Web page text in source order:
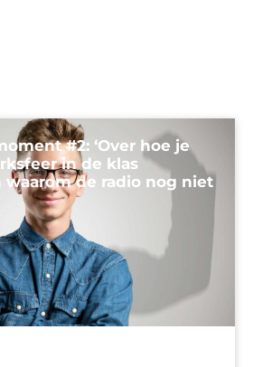
#2: ‘Over hoe je
in de klas
waarom de radio nog niet